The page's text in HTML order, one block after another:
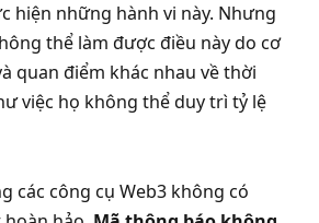
hiện những hành vi này. Nhưng
thể làm được điều này do cơ
quan điểm khác nhau về thời
việc họ không thể duy trì tỷ lệ
các công cụ Web3 không có